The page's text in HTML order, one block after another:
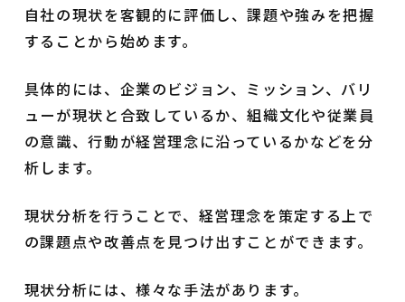
自社の現状を客観的に評価し、課題や強みを把握
することから始めます。
具体的には、企業のビジョン、ミッション、バリ
ューが現状と合致しているか、組織文化や従業員
の意識、行動が経営理念に沿っているかなどを分
析します。
現状分析を行うことで、経営理念を策定する上で
の課題点や改善点を見つけ出すことができます。
現状分析には、様々な手法があります。